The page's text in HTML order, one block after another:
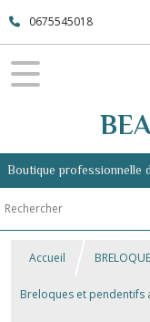
0675545018
Accueil
Breloques et pendentifs